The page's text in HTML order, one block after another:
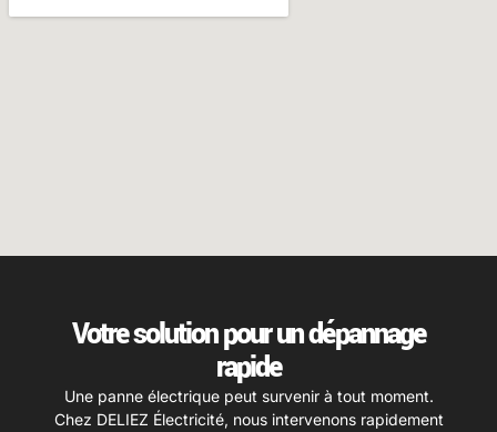
Votre solution pour un dépannage
rapide
Une panne électrique peut survenir à tout moment.
Chez DELIEZ Électricité, nous intervenons rapidement